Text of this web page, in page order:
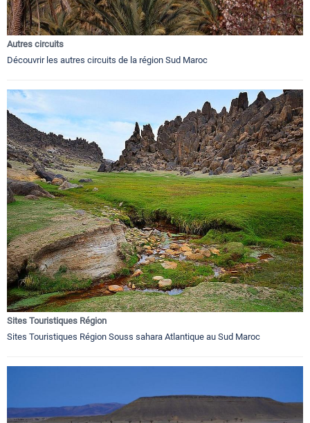
Autres circuits
Découvrir les autres circuits de la région Sud Maroc
Sites Touristiques Région
Sites Touristiques Région Souss sahara Atlantique au Sud Maroc